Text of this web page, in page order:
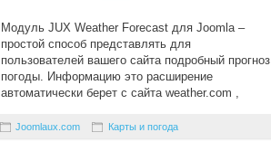
Модуль JUX Weather Forecast для Joomla –
простой способ представлять для
пользователей вашего сайта подробный прогноз
погоды. Информацию это расширение
автоматически берет с сайта weather.com ,
Joomlaux.com Карты и погода